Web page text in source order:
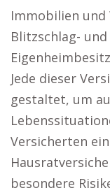
Immobilien und
Blitzschlag-
Jede dieser
gestaltet, um
Versicherten
besondere